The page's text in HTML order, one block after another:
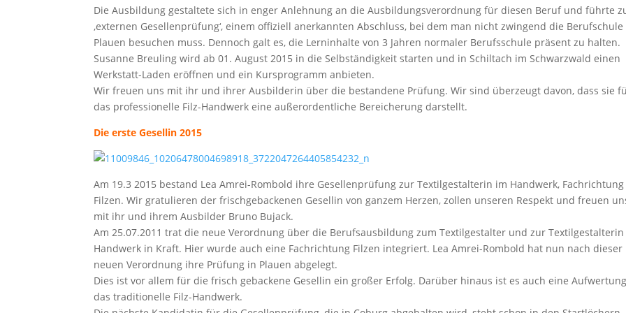
Die Ausbildung gestaltete sich in enger Anlehnung an die Ausbildungsverordnung für diesen Beruf und führte
‚externen Gesellenprüfung‘, einem offiziell anerkannten Abschluss, bei dem man nicht zwingend die
Plauen besuchen muss. Dennoch galt es, die Lerninhalte von 3 Jahren normaler Berufsschule präsent zu halten.
Susanne Breuling wird ab 01. August 2015 in die Selbständigkeit starten und in Schiltach im Schwarzwald einen
Werkstatt-Laden eröffnen und ein Kursprogramm anbieten.
Wir freuen uns mit ihr und ihrer Ausbilderin über die bestandene Prüfung. Wir sind überzeugt davon, dass sie
das professionelle Filz-Handwerk eine außerordentliche Bereicherung darstellt.
Die erste Gesellin 2015
Am 19.3 2015 bestand Lea Amrei-Rombold ihre Gesellenprüfung zur Textilgestalterin im Handwerk, Fachrichtung
Filzen. Wir gratulieren der frischgebackenen Gesellin von ganzem Herzen, zollen unseren Respekt und freuen
mit ihr und ihrem Ausbilder Bruno Bujack.
Am 25.07.2011 trat die neue Verordnung über die Berufsausbildung zum Textilgestalter und zur
Handwerk in Kraft. Hier wurde auch eine Fachrichtung Filzen integriert. Lea Amrei-Rombold hat nun nach dieser
neuen Verordnung ihre Prüfung in Plauen abgelegt.
Dies ist vor allem für die frisch gebackene Gesellin ein großer Erfolg. Darüber hinaus ist es auch eine
das traditionelle Filz-Handwerk.